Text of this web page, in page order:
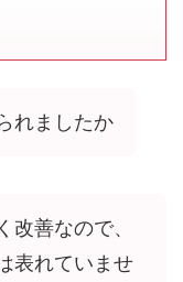
れましたか
改善なので、
表れていませ